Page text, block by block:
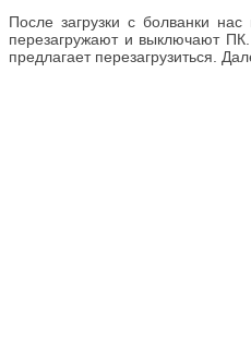
После загрузки с болванки
перезагружают и выключают
предлагает перезагрузиться.